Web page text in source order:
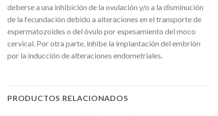
deberse a una inhibición de la ovulación y/o a la disminución
de la fecundación debido a alteraciones en el transporte de
espermatozoides o del óvulo por espesamiento del moco
cervical. Por otra parte, inhibe la implantación del embrión
por la inducción de alteraciones endometriales.
PRODUCTOS RELACIONADOS